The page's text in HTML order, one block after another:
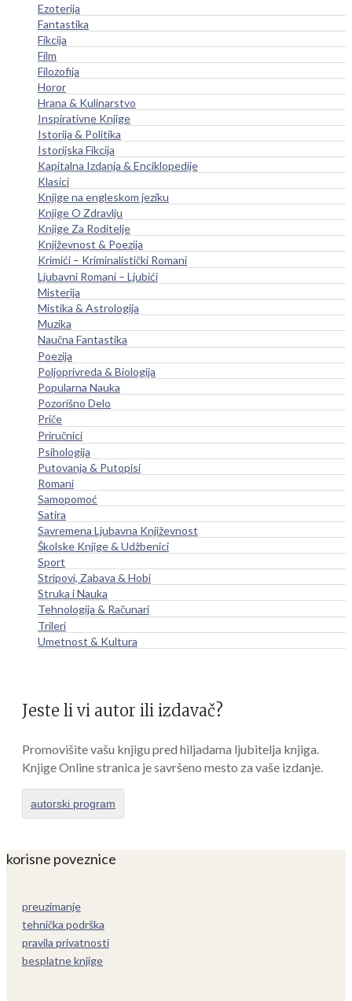
Ezoterija
Fantastika
Fikcija
Film
Filozofija
Horor
Hrana & Kulinarstvo
Inspirativne Knjige
Istorija & Politika
Istorijska Fikcija
Kapitalna Izdanja & Enciklopedije
Klasici
Knjige na engleskom jeziku
Knjige O Zdravlju
Knjige Za Roditelje
Književnost & Poezija
Krimići – Kriminalistički Romani
Ljubavni Romani – Ljubići
Misterija
Mistika & Astrologija
Muzika
Naučna Fantastika
Poezija
Poljoprivreda & Biologija
Popularna Nauka
Pozorišno Delo
Priče
Priručnici
Psihologija
Putovanja & Putopisi
Romani
Samopomoć
Satira
Savremena Ljubavna Književnost
Školske Knjige & Udžbenici
Sport
Stripovi, Zabava & Hobi
Struka i Nauka
Tehnologija & Računari
Trileri
Umetnost & Kultura
Jeste li vi autor ili izdavač?
Promovišite vašu knjigu pred hiljadama ljubitelja knjiga.
Knjige Online stranica je savršeno mesto za vaše izdanje.
autorski program
korisne poveznice
preuzimanje
tehnička podrška
pravila privatnosti
besplatne knjige